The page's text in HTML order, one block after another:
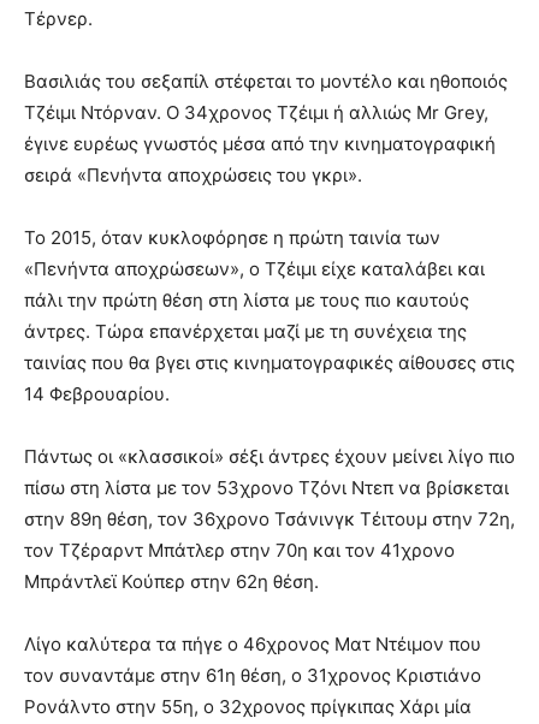
Τέρνερ.
Βασιλιάς του σεξαπίλ στέφεται το μοντέλο και ηθοποιός
Τζέιμι Ντόρναν. Ο 34χρονος Τζέιμι ή αλλιώς Mr Grey,
έγινε ευρέως γνωστός μέσα από την κινηματογραφική
σειρά «Πενήντα αποχρώσεις του γκρι».
Το 2015, όταν κυκλοφόρησε η πρώτη ταινία των
«Πενήντα αποχρώσεων», ο Τζέιμι είχε καταλάβει και
πάλι την πρώτη θέση στη λίστα με τους πιο καυτούς
άντρες. Τώρα επανέρχεται μαζί με τη συνέχεια της
ταινίας που θα βγει στις κινηματογραφικές αίθουσες στις
14 Φεβρουαρίου.
Πάντως οι «κλασσικοί» σέξι άντρες έχουν μείνει λίγο πιο
πίσω στη λίστα με τον 53χρονο Τζόνι Ντεπ να βρίσκεται
στην 89η θέση, τον 36χρονο Τσάνινγκ Τέιτουμ στην 72η,
τον Τζέραρντ Μπάτλερ στην 70η και τον 41χρονο
Μπράντλεϊ Κούπερ στην 62η θέση.
Λίγο καλύτερα τα πήγε ο 46χρονος Ματ Ντέιμον που
τον συναντάμε στην 61η θέση, ο 31χρονος Κριστιάνο
Ρονάλντο στην 55η, ο 32χρονος πρίγκιπας Χάρι μία